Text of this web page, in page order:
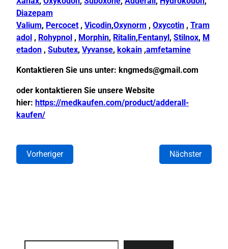
Diazepam
Valium, Percocet, Vicodin,Oxynorm , Oxycotin , Tram
adol , Rohypnol , Morphin, Ritalin, Fentanyl , Stilnox, M
etadon , Subutex, Vyvanse, kokain ,amfetamine
Kontaktieren Sie uns unter: kngmeds@gmail.com
oder kontaktieren Sie unsere Website
hier: https://medkaufen.com/product/adderall-
kaufen/
Vorheriger Nächster